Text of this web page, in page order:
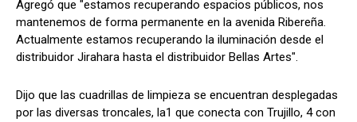
Agregó que "estamos recuperando espacios públicos, nos
mantenemos de forma permanente en la avenida Ribereña.
Actualmente estamos recuperando la iluminación desde el
distribuidor Jirahara hasta el distribuidor Bellas Artes".
Dijo que las cuadrillas de limpieza se encuentran desplegadas
por las diversas troncales, la1 que conecta con Trujillo, 4 con